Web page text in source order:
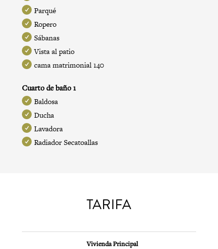
Parqué
Ropero
Sábanas
Vista al patio
cama matrimonial 140
Cuarto de baño 1
Baldosa
Ducha
Lavadora
Radiador Secatoallas
TARIFA
Vivienda Principal